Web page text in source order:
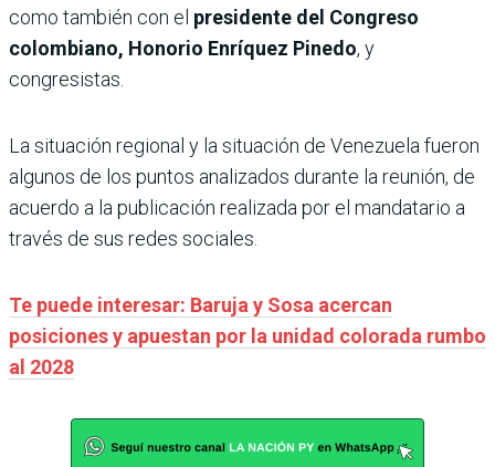
como también con el presidente del Congreso
colombiano, Honorio Enríquez Pinedo, y
congresistas.
La situación regional y la situación de Venezuela fueron
algunos de los puntos analizados durante la reunión, de
acuerdo a la publicación realizada por el mandatario a
través de sus redes sociales.
Te puede interesar: Baruja y Sosa acercan
posiciones y apuestan por la unidad colorada rumbo
al 2028